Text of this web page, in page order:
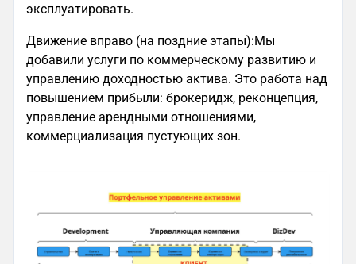
эксплуатировать.
Движение вправо (на поздние этапы):Мы
добавили услуги по коммерческому развитию и
управлению доходностью актива. Это работа над
повышением прибыли: брокеридж, реконцепция,
управление арендными отношениями,
коммерциализация пустующих зон.